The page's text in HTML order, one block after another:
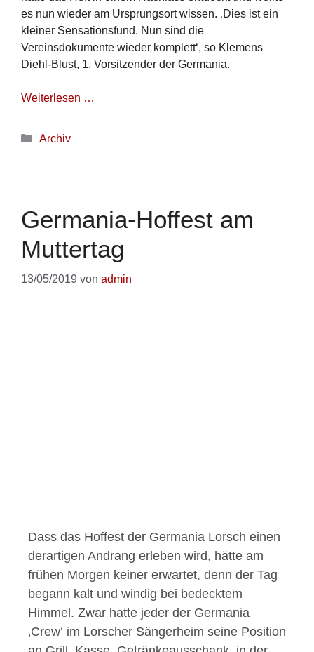
es nun wieder am Ursprungsort wissen. ‚Dies ist ein
kleiner Sensationsfund. Nun sind die
Vereinsdokumente wieder komplett‘, so Klemens
Diehl-Blust, 1. Vorsitzender der Germania.
Weiterlesen …
Archiv
Germania-Hoffest am
Muttertag
13/05/2019 von admin
Dass das Hoffest der Germania Lorsch einen
derartigen Andrang erleben wird, hätte am
frühen Morgen keiner erwartet, denn der Tag
begann kalt und windig bei bedecktem
Himmel. Zwar hatte jeder der Germania
‚Crew‘ im Lorscher Sängerheim seine Position